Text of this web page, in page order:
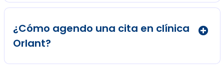
¿Cómo agendo una cita en clínica
Orlant?